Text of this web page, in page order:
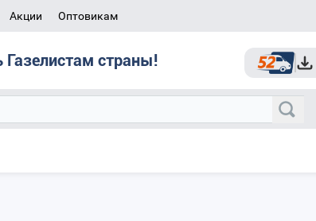
Акции Оптовикам
Газелистам страны!